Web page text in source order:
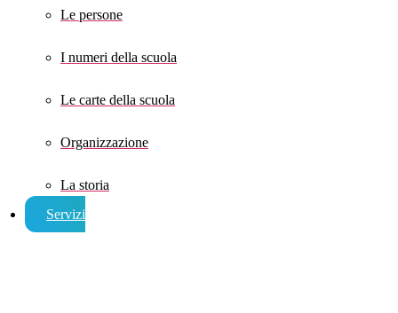
Le persone
I numeri della scuola
Le carte della scuola
Organizzazione
La storia
Servizi